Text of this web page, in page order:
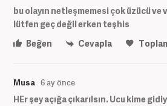
bu olayın netleşmemesi çok üzücü ve
lütfen geç değil erken teşhis
Beğen
Cevapla
Musa 6 ay önce
HEr şey açığa çıkarılsın. Ucu kime